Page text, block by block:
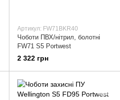
Артикул: FW71BKR40
Чоботи ПВХ/нітрил, болотні
FW71 S5 Portwest
2 322 грн